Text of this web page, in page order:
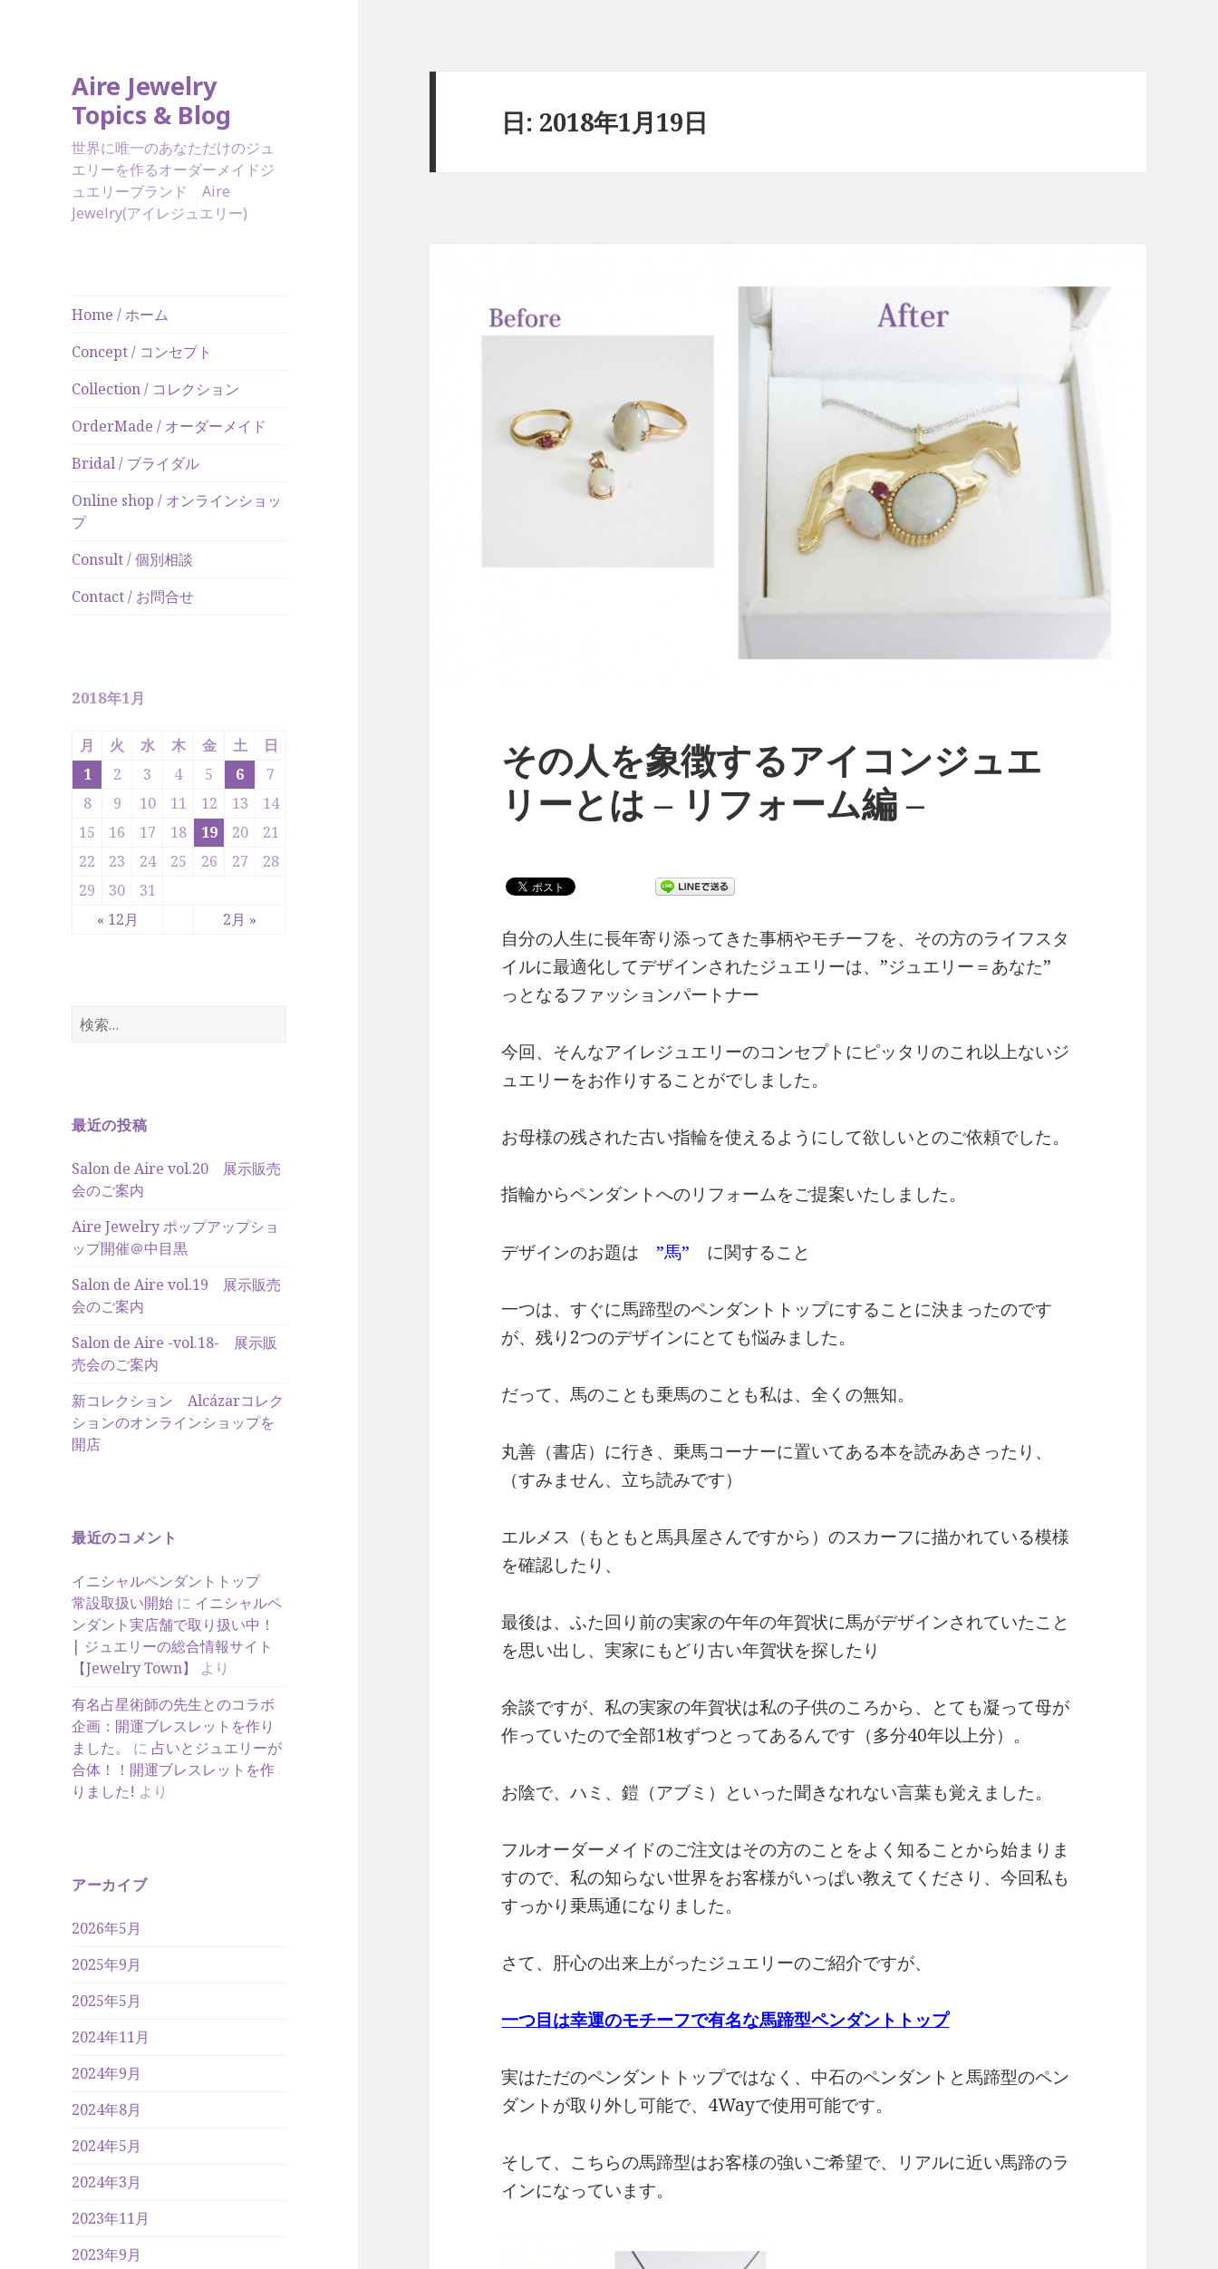
Aire Jewelry
Topics & Blog
世界に唯一のあなただけのジュ
エリーを作るオーダーメイドジ
ュエリーブランド Aire
Jewelry(アイレジュエリー)
Home / ホーム
Concept / コンセプト
Collection / コレクション
OrderMade / オーダーメイド
Bridal / ブライダル
Online shop / オンラインショッ
プ
Consult / 個別相談
Contact / お問合せ
2018年1月
月 火 水 木 金 土 日
« 12月 2月 »
1 2 3 4 5 6
7
8
9 10 11 12 13
14
15
16 17 18 19 20
21
22
23 24 25 26 27
28
29
30 31
検
最近の投稿
Salon de Aire vol.20 展示販売
会のご案内
Aire Jewelry ポップアップショ
ップ開催＠中目黒
Salon de Aire vol.19 展示販売
会のご案内
Salon de Aire -vol.18- 展示販
売会のご案内
新コレクション Alcázarコレク
ションのオンラインショップを
開店
最近のコメント
イニシャルペンダントトップ
常設取扱い開始 に イニシャルペ
ンダント実店舗で取り扱い中！
| ジュエリーの総合情報サイト
【Jewelry Town】
より
有名占星術師の先生とのコラボ
企画：開運ブレスレットを作り
ました。
に 占いとジュエリーが
合体！！開運ブレスレットを作
りました! より
アーカイブ
2026年5月
2025年9月
2025年5月
2024年11月
2024年9月
2024年8月
2024年5月
2024年3月
2023年11月
2023年9月
日: 2018年1月19日
その人を象徴するアイコンジュエ
リーとは – リフォーム編 –
自分の人生に長年寄り添ってきた事柄やモチーフを、その方のライフスタ
イルに最適化してデザインされたジュエリーは、”ジュエリー＝あなた”
っとなるファッションパートナー
今回、そんなアイレジュエリーのコンセプトにピッタリのこれ以上ないジ
ュエリーをお作りすることがでしました。
お母様の残された古い指輪を使えるようにして欲しいとのご依頼でした。
指輪からペンダントへのリフォームをご提案いたしました。
デザインのお題は”馬” に関すること
一つは、すぐに馬蹄型のペンダントトップにすることに決まったのです
が、残り2つのデザインにとても悩みました。
だって、馬のことも乗馬のことも私は、全くの無知。
丸善（書店）に行き、乗馬コーナーに置いてある本を読みあさったり、
（すみません、立ち読みです）
エルメス（もともと馬具屋さんですから）のスカーフに描かれている模様
を確認したり、
最後は、ふた回り前の実家の午年の年賀状に馬がデザインされていたこと
を思い出し、実家にもどり古い年賀状を探したり
余談ですが、私の実家の年賀状は私の子供のころから、とても凝って母が
作っていたので全部1枚ずつとってあるんです（多分40年以上分）。
お陰で、ハミ、鎧（アブミ）といった聞きなれない言葉も覚えました。
フルオーダーメイドのご注文はその方のことをよく知ることから始まりま
すので、私の知らない世界をお客様がいっぱい教えてくださり、今回私も
すっかり乗馬通になりました。
さて、肝心の出来上がったジュエリーのご紹介ですが、
一つ目は幸運のモチーフで有名な馬蹄型ペンダントトップ
実はただのペンダントトップではなく、中石のペンダントと馬蹄型のペン
ダントが取り外し可能で、4Wayで使用可能です。
そして、こちらの馬蹄型はお客様の強いご希望で、リアルに近い馬蹄のラ
インになっています。